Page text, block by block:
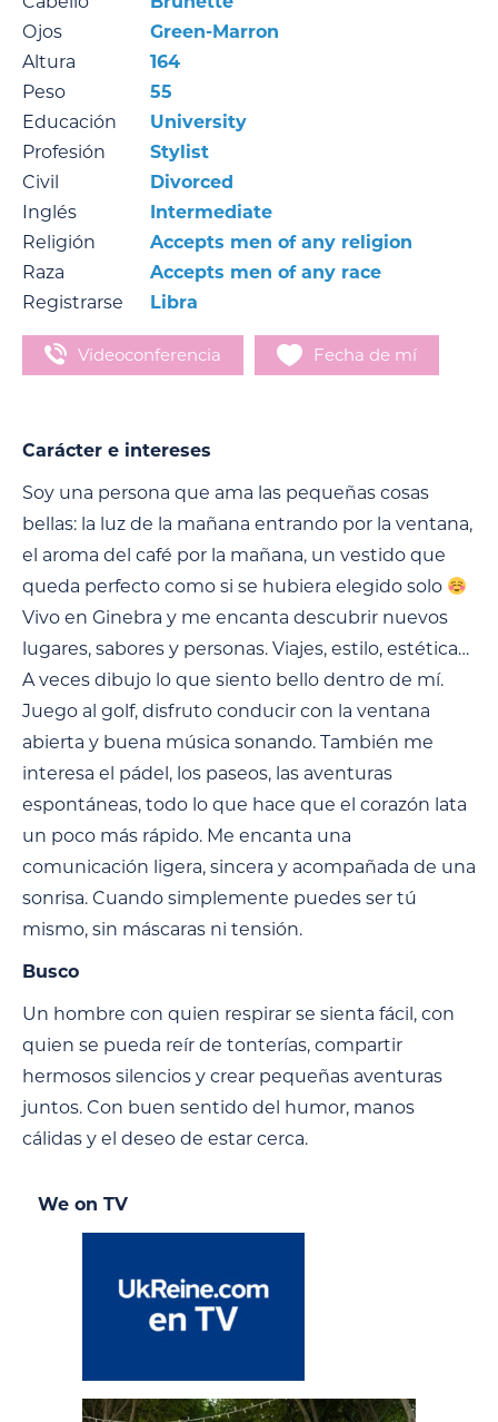
Ojos
Green-Marron
Altura
164
Peso
55
Educación
University
Profesión
Stylist
Civil
Divorced
Inglés
Intermediate
Religión
Accepts men of any religion
Raza
Accepts men of any race
Registrarse
Libra
Videoconferencia Fecha de mí
Carácter e intereses
Soy una persona que ama las pequeñas cosas
bellas: la luz de la mañana entrando por la ventana,
el aroma del café por la mañana, un vestido que
queda perfecto como si se hubiera elegido solo
Vivo en Ginebra y me encanta descubrir nuevos
lugares, sabores y personas. Viajes, estilo, estética…
A veces dibujo lo que siento bello dentro de mí.
Juego al golf, disfruto conducir con la ventana
abierta y buena música sonando. También me
interesa el pádel, los paseos, las aventuras
espontáneas, todo lo que hace que el corazón lata
un poco más rápido. Me encanta una
comunicación ligera, sincera y acompañada de una
sonrisa. Cuando simplemente puedes ser tú
mismo, sin máscaras ni tensión.
Busco
Un hombre con quien respirar se sienta fácil, con
quien se pueda reír de tonterías, compartir
hermosos silencios y crear pequeñas aventuras
juntos. Con buen sentido del humor, manos
cálidas y el deseo de estar cerca.
We on TV